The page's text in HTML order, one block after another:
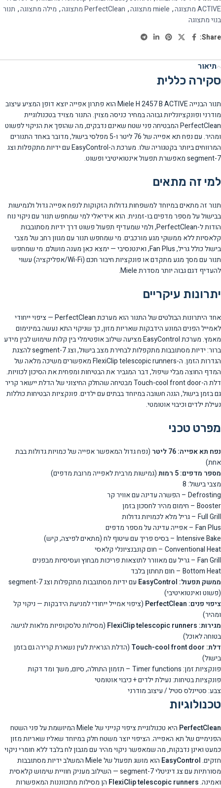
ACTIVE מתצוגה
, miele מתצוגה , PerfectClean מתצוגה , מילה מתצוגה, תנור
בנוי מתצוגה
Share:
תיאור
סקירה כללית
תנור הבנייה Miele H 2457 B ACTIVE הוא פתרון אפייה יוצא דופן המציע עיצוב
מודרני ופונקציונליות גבוהה במחיר כניסה מצוין. התנור מצויד בטכנולוגיית
PerfectClean המבטיחה פני שטח שאינם נדבקים, מה שהופך את הניקוי לפשוט
ומהיר. עם נפח תא אפייה של 76 ליטר ו-5 מפלסי בישול, מדובר באחד התנורים
המרווחים ביותר בקטגוריה שלו. מערכת ה-EasyControl עם ידיות מתקפלות וצג
7-segment מאפשרת תפעול אינטואיטיבי ופשוט.
למי זה מתאים
תנור זה מתאים במיוחד למשפחות גדולות הזקוקות לנפח אפייה גדול ולגמישות
בבישול על מספר מדפים בו-זמנית. הוא אידיאלי למי שמחפש תנור עם ניקוי נוח
הודות ל-PerfectClean, ולמי שמעדיף תפעול פשוט דרך ידיות מסתובבות
קלאסיות ללא ממשקי מגע מורכבים. מי שמחפש תנור עם מגוון רחב של מצבי
בישול כולל גריל, Fan Plus, ואינטנסיבי — ימצא כאן מענה מושלם. מי שמחפש
תנור עם מסך מגע מתקדם או פונקציות חיבור חכם (Wi-Fi/אפליקציה) עשוי
להעדיף דגם גבוה יותר מסדרת Miele.
יתרונות עיקריים
אחד היתרונות הבולטים של התנור הוא מערכת PerfectClean — ציפוי ייחודי
לאמייל הפנים המונע הידבקות שאריות מזון, כך שניקוי התא נעשה במינימום
מאמץ. מערכת EasyControl מציעה שילוב אופטימלי בין קלות שימוש לבין מידע
ברור: ידיות מסתובבות מתקפלות לבחירת מצב בישול, וצג 7-segment להצגת
הגדרות הזמן. ה-FlexiClip telescopic runners מאפשרים משיכה מלאה של
המדף החוצה מבלי שיפול, דבר המגביר את הבטיחות ומפחית את הסיכון לכוויות.
דלת ה-Touch-cool front door מבטיחה שהחלק החיצוני של הדלת יישאר קריר
גם בזמן בישול, הגנה חשובה במיוחד בבתים עם ילדים. פונקציות הבטיחות כוללות
נעילת ילדים וכיבוי אוטומטי.
מפרט טכני
נפח תא אפייה: 76 ליטר
(נפח גדול המאפשר אפייה של כמויות גדולות בבת
אחת)
מספר מדפים: 5 רמות
(גמישות מרבית לאפייה מרובת מדפים)
מצבי בישול: 8
Defrosting – הפשרה עדינה עם אוויר קר
Booster – חימום מהיר לחסכון בזמן
Full Grill – גריל מלא לכמויות גדולות
Fan Plus – אפייה עדינה על מספר מדפים
Intensive Bake – בסיס פריך עם עיטוף לח (מתאים לפיצה, קיש)
Conventional Heat – חום קונבנציונלי קלאסי
Fan Grill – גריל עם מאוורר לתוצאות פריכות מבחוץ ועסיסיות מבפנים
Bottom Heat – חום תחתון בלבד
ממשק תפעול: EasyControl
עם ידיות מסתובבות מתקפלות וצג 7-segment
(פשוט ואינטואיטיבי)
ציפוי פנים: PerfectClean
(ציפוי אמייל ייחודי למניעת הידבקות — ניקוי קל
ומהיר)
מגירות: FlexiClip telescopic runners
(מסילות טלסקופיות מלאות לגישה
בטוחה לאוכל)
דלת: Touch-cool front door
(הדלת הנראית לעין נשארת קרירה גם בזמן
בישול)
פונקציות זמן: Timer functions – תזמון התחלה, סיום, משך ומד דקות
פונקציות בטיחות: נעילת ילדים + כיבוי אוטומטי
צבע: סטיינלס סטיל / עיצוב מודרני
טכנולוגיות
PerfectClean
היא טכנולוגיית ציפוי קנייני של Miele המיושמת על פני השטח
הפנימיים של תא האפייה. הציפוי יוצר משטח חלק במיוחד שאליו שאריות מזון
כמעט ואינן נדבקות, מה שמאפשר ניקוי מהיר עם מגבון לח בלבד ללא חומרי ניקוי
חזקים.EasyControl
הוא מושג תפעול של Miele המשלב ידיות מסתובבות
מסורתיות עם צג דיגיטלי 7-segment — השילוב מעניק חוויית שימוש קלאסית
ואמינה.FlexiClip telescopic runners הן מסילות מתכווננות המאפשרות